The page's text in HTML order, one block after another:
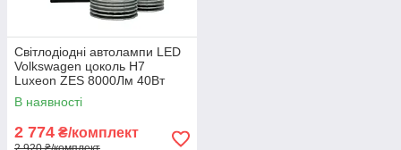
Світлодіодні автолампи LED
Volkswagen цоколь H7
Luxeon ZES 8000Лм 40Вт
12В Canbus
В наявності
2 774 ₴/комплект